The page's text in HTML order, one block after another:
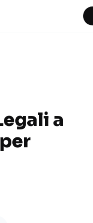
a